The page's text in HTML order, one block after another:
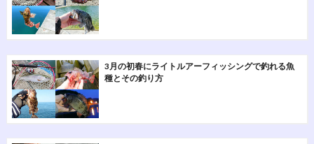
3月の初春にライトルアーフィッシングで釣れる魚
種とその釣り方